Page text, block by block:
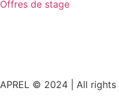
Offres de stage
APREL © 2024 | All rights